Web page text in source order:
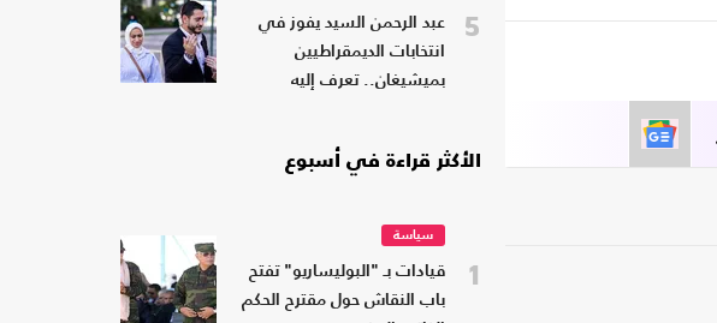
5
عبد الرحمن السيد يفوز في
انتخابات الديمقراطيين
بميشيغان.. تعرف إليه
الأكثر قراءة في أسبوع
1
سياسة
قيادات بـ "البوليساريو" تفتح
باب النقاش حول مقترح الحكم